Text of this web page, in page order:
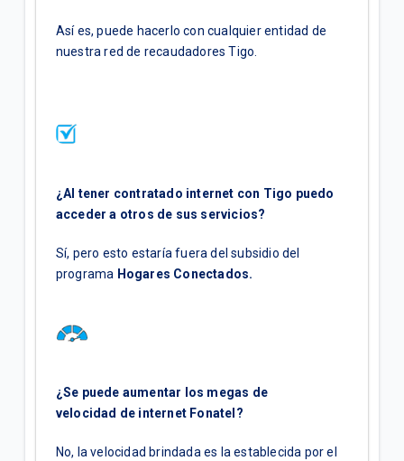
Así es, puede hacerlo con cualquier entidad de
nuestra red de recaudadores Tigo.
¿Al tener contratado internet con Tigo puedo
acceder a otros de sus servicios?
Sí, pero esto estaría fuera del subsidio del
programa Hogares Conectados.
¿Se puede aumentar los megas de
velocidad de internet Fonatel?
No, la velocidad brindada es la establecida por el